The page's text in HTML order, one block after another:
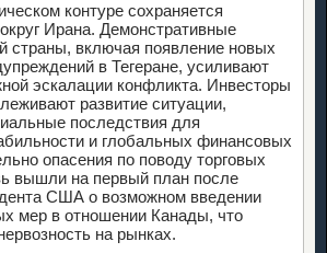
контуре сохраняется
Ирана. Демонстративные
страны, включая появление новых
в Тегеране, усиливают
эскалации конфликта. Инвесторы
развитие ситуации,
последствия для
и глобальных финансовых
опасения по поводу торговых
вышли на первый план после
США о возможном введении
мер в отношении Канады, что
на рынках.